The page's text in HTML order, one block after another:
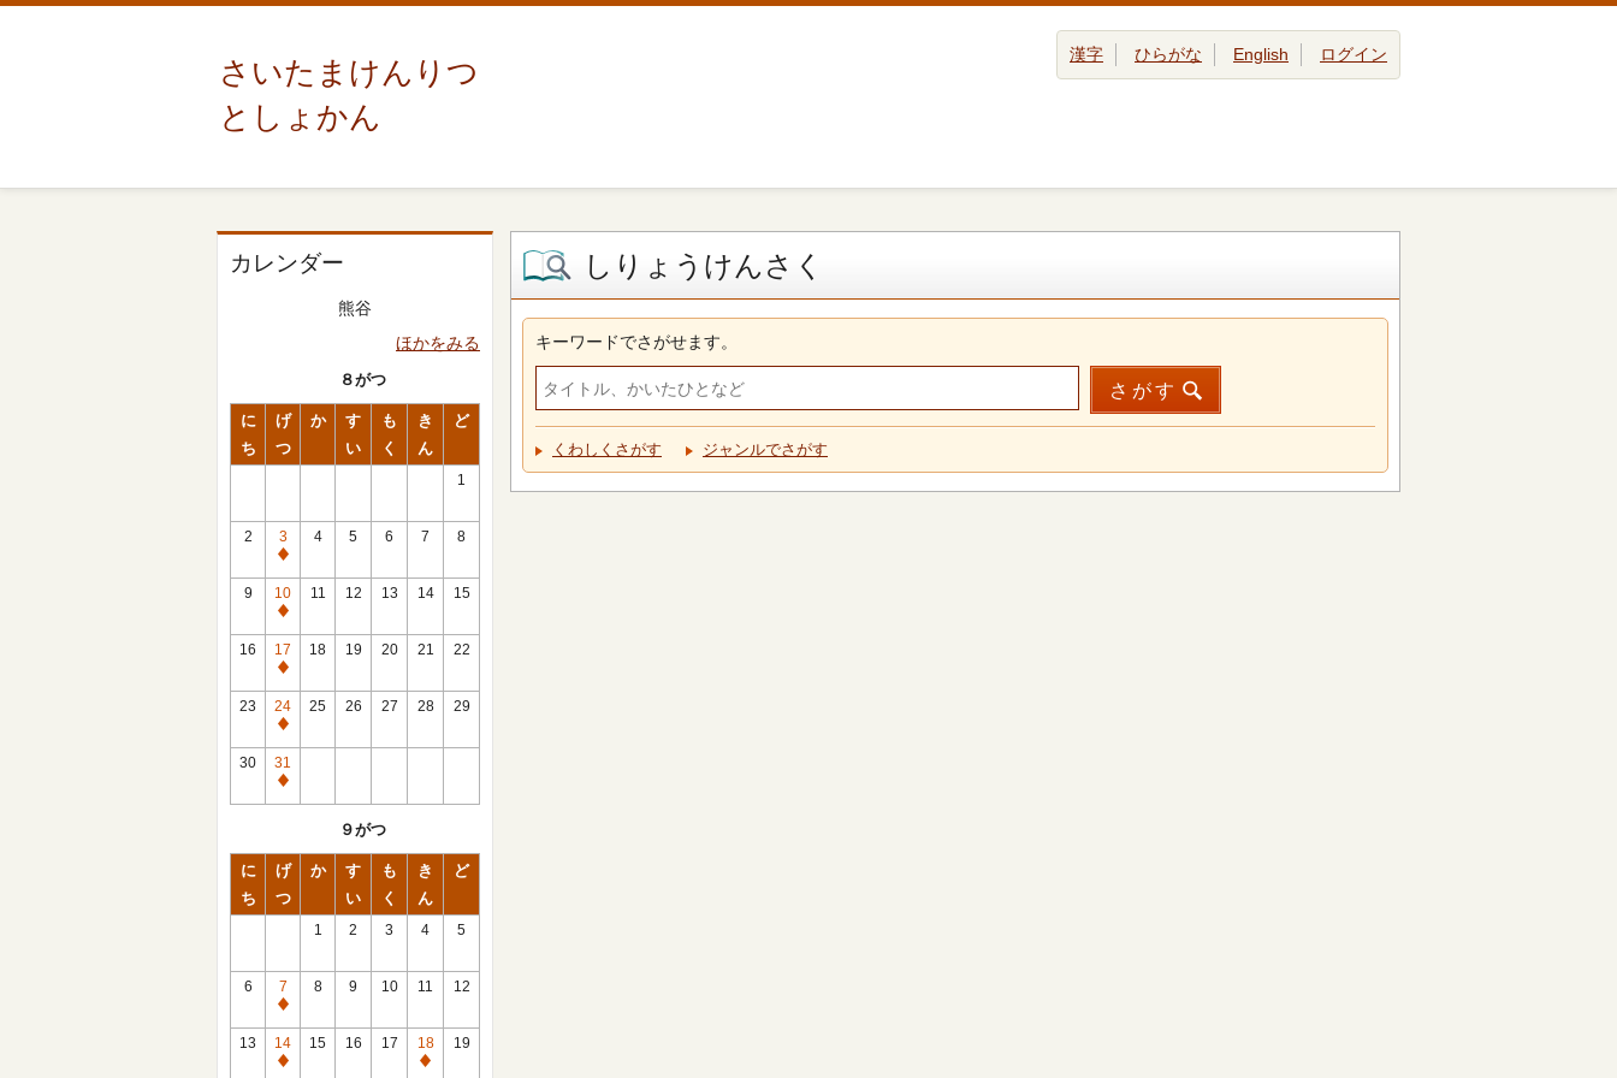
さいたまけんりつ
としょかん
漢字 ひらがな English ログイン
カレンダー
熊谷
ほかをみる
８がつ
に
ち
げ
つ
か
す
い
も
く
き
ん
ど
1
2
3
休
館
日
4 5 6 7 8
9
10
休
館
日
11 12 13 14 15
16
17
休
館
日
18 19 20 21 22
23
24
休
館
日
25 26 27 28 29
30
31
休
９がつ
に
ち
げ
つ
か
す
い
も
く
き
ん
ど
1 2 3 4 5
6
7
休
館
日
8 9 10 11 12
13
14
休
15 16 17
18
休
19
しりょうけんさく
キーワードでさがせます。
さがす
くわしくさがす ジャンルでさがす